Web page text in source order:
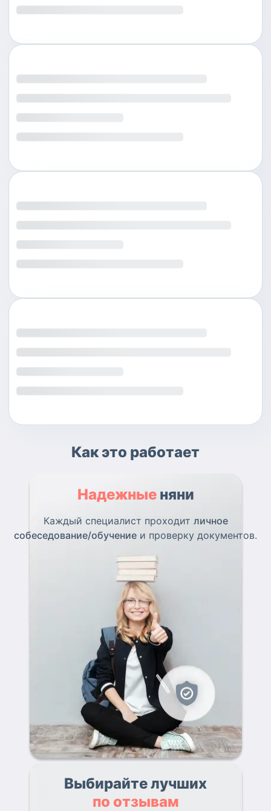
Как это работает
Надежные няни
Каждый специалист проходит личное
собеседование/обучение и проверку документов.
Выбирайте лучших
по отзывам